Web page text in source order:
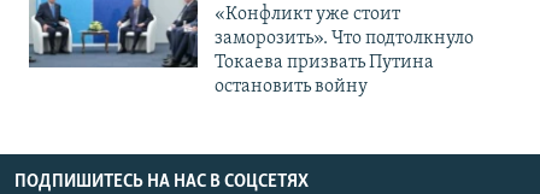
«Конфликт уже стоит
заморозить». Что подтолкнуло
Токаева призвать Путина
остановить войну
ПОДПИШИТЕСЬ НА НАС В СОЦСЕТЯХ